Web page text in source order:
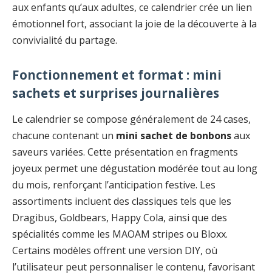
aux enfants qu’aux adultes, ce calendrier crée un lien
émotionnel fort, associant la joie de la découverte à la
convivialité du partage.
Fonctionnement et format : mini
sachets et surprises journalières
Le calendrier se compose généralement de 24 cases,
chacune contenant un mini sachet de bonbonsaux
saveurs variées. Cette présentation en fragments
joyeux permet une dégustation modérée tout au long
du mois, renforçant l’anticipation festive. Les
assortiments incluent des classiques tels que les
Dragibus, Goldbears, Happy Cola, ainsi que des
spécialités comme les MAOAM stripes ou Bloxx.
Certains modèles offrent une version DIY, où
l’utilisateur peut personnaliser le contenu, favorisant